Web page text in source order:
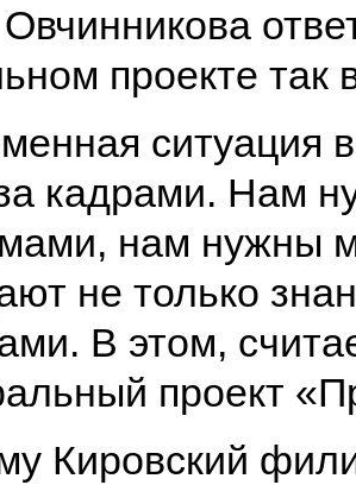
проекте так
ситуация
кадрами. Нам
нам нужны
не только
В этом,
проект
Кировский